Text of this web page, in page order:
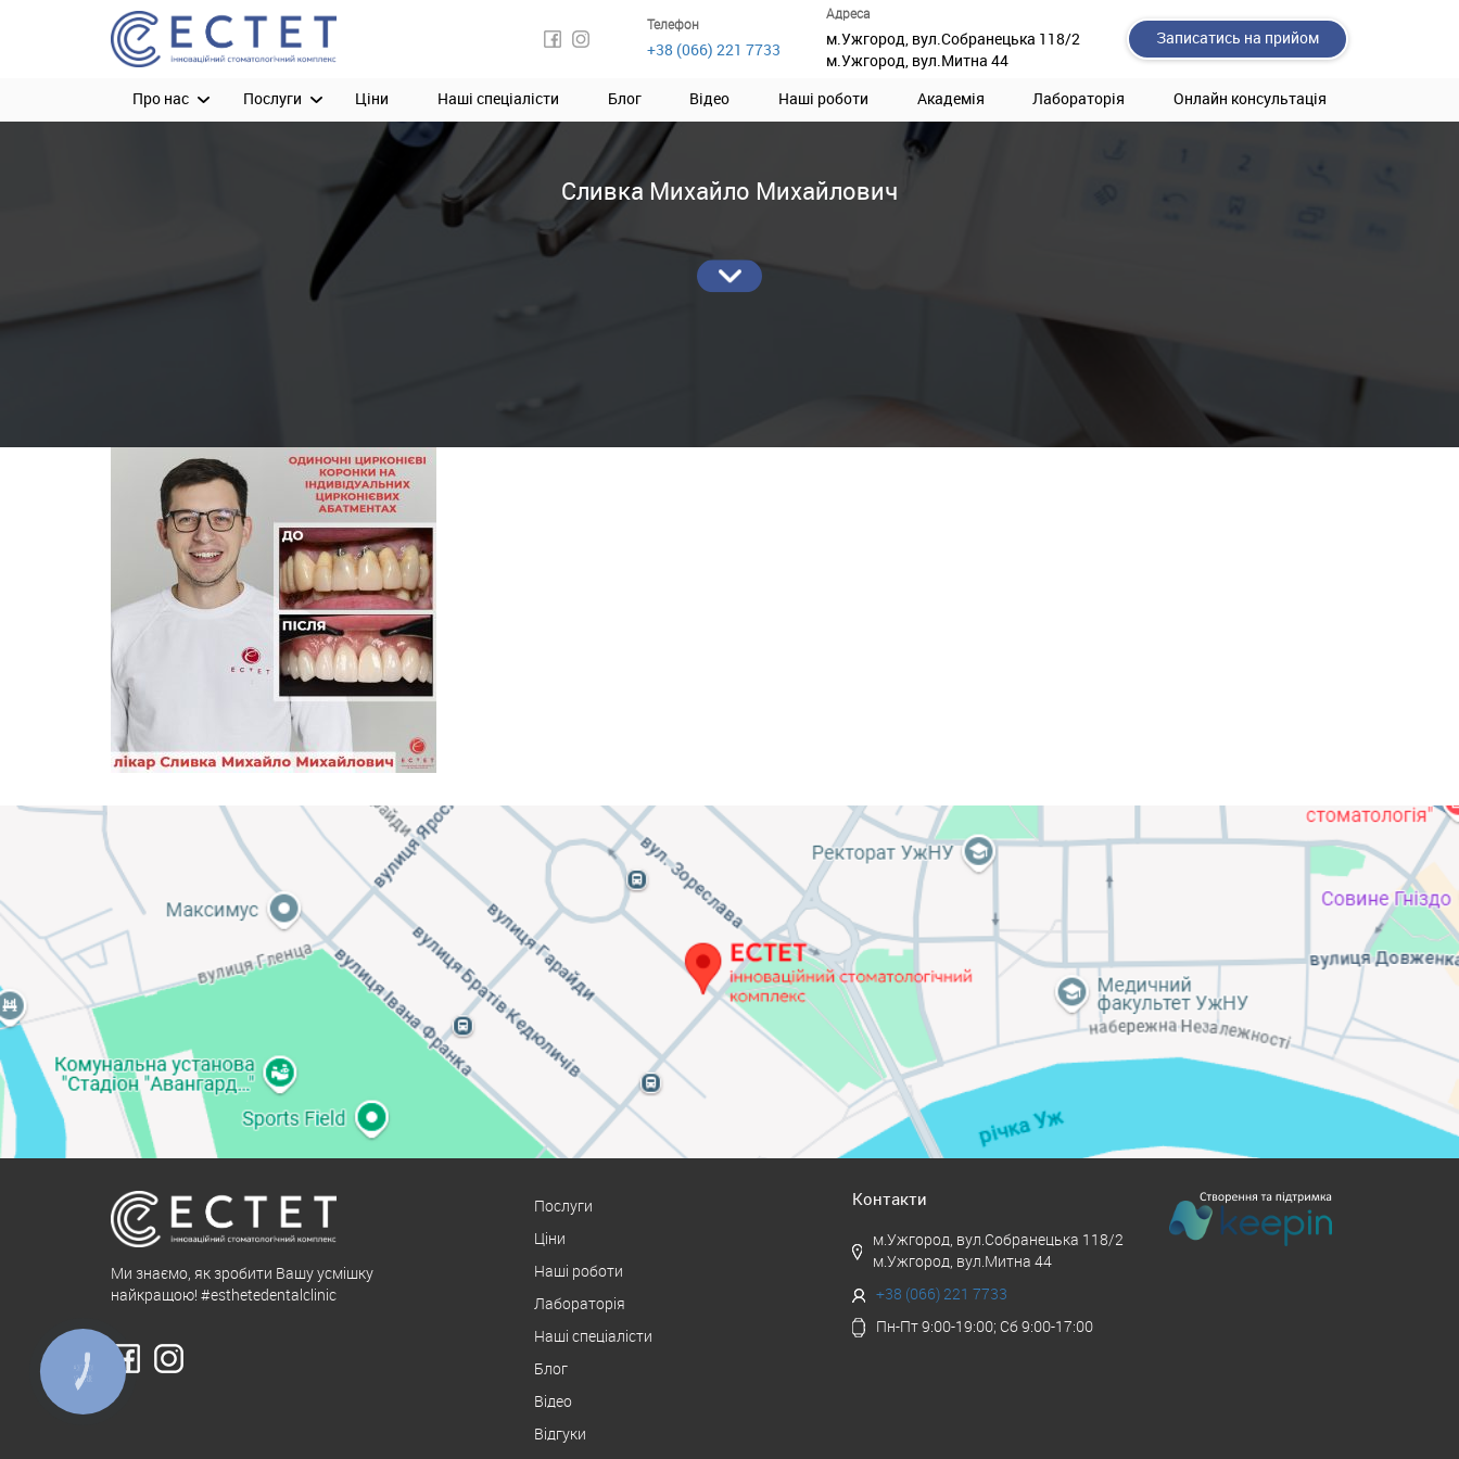
Телефон
+38 (066) 221 7733
Адреса
м.Ужгород, вул.Собранецька 118/2
м.Ужгород, вул.Митна 44
Записатись на прийом
Про нас Послуги Ціни Наші спеціалісти Блог Відео Наші роботи Академія Лабораторія Онлайн консультація
Сливка Михайло Михайлович
Ми знаємо, як зробити Вашу усмішку
найкращою! #esthetedentalclinic
Послуги
Ціни
Наші роботи
Лабораторія
Наші спеціалісти
Блог
Відео
Відгуки
Контакти
м.Ужгород, вул.Собранецька 118/2
м.Ужгород, вул.Митна 44
+38 (066) 221 7733
Пн-Пт 9:00-19:00; Сб 9:00-17:00
КНОПКА
ЗВ'ЯЗКУ